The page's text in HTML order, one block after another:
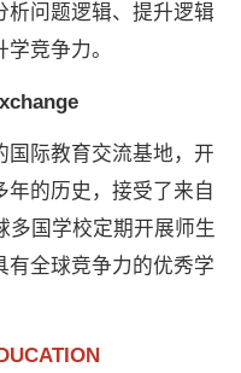
析问题逻辑、提升逻辑
竞争力。
国际教育交流基地，开
年的历史，接受了来自
多国学校定期开展师生
有全球竞争力的优秀学